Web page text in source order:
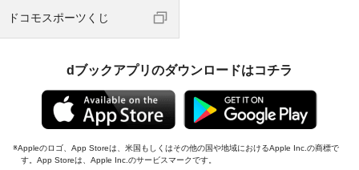
ドコモスポーツくじ
dブックアプリのダウンロードはコチラ
Appleのロゴ、App Storeは、米国もしくはその他の国や地域におけるApple Inc.の商標で
す。App Storeは、Apple Inc.のサービスマークです。